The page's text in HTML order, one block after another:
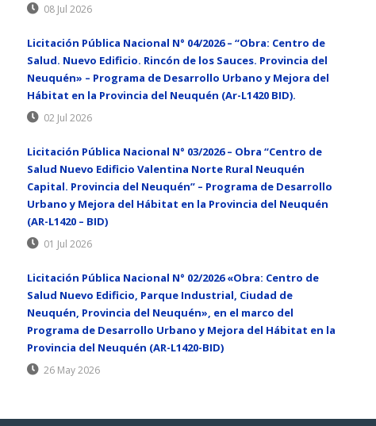
08 Jul 2026
Licitación Pública Nacional N° 04/2026 – “Obra: Centro de
Salud. Nuevo Edificio. Rincón de los Sauces. Provincia del
Neuquén» – Programa de Desarrollo Urbano y Mejora del
Hábitat en la Provincia del Neuquén (Ar-L1420 BID).
02 Jul 2026
Licitación Pública Nacional N° 03/2026 – Obra “Centro de
Salud Nuevo Edificio Valentina Norte Rural Neuquén
Capital. Provincia del Neuquén” – Programa de Desarrollo
Urbano y Mejora del Hábitat en la Provincia del Neuquén
(AR-L1420 – BID)
01 Jul 2026
Licitación Pública Nacional N° 02/2026 «Obra: Centro de
Salud Nuevo Edificio, Parque Industrial, Ciudad de
Neuquén, Provincia del Neuquén», en el marco del
Programa de Desarrollo Urbano y Mejora del Hábitat en la
Provincia del Neuquén (AR-L1420-BID)
26 May 2026